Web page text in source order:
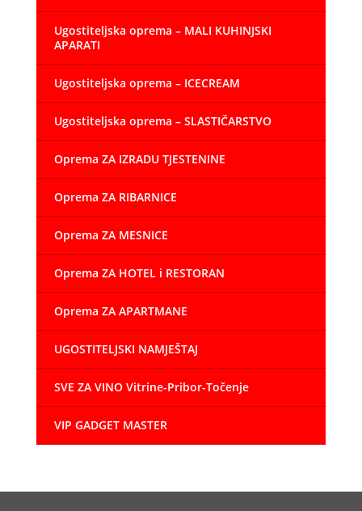
Ugostiteljska oprema – MALI KUHINJSKI
APARATI
Ugostiteljska oprema – ICECREAM
Ugostiteljska oprema – SLASTIČARSTVO
Oprema ZA IZRADU TJESTENINE
Oprema ZA RIBARNICE
Oprema ZA MESNICE
Oprema ZA HOTEL i RESTORAN
Oprema ZA APARTMANE
UGOSTITELJSKI NAMJEŠTAJ
SVE ZA VINO Vitrine-Pribor-Točenje
VIP GADGET MASTER